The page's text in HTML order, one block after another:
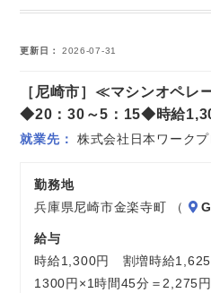
更新日 2026-07-31
［尼崎市］≪マシンオペ
◆20：30～5：15◆時給
就業先 株式会社日本ワーク
勤務地
兵庫県尼崎市金楽寺町 （
給与
時給1,300円 割増時給1,625
1300円×1時間45分＝2,275